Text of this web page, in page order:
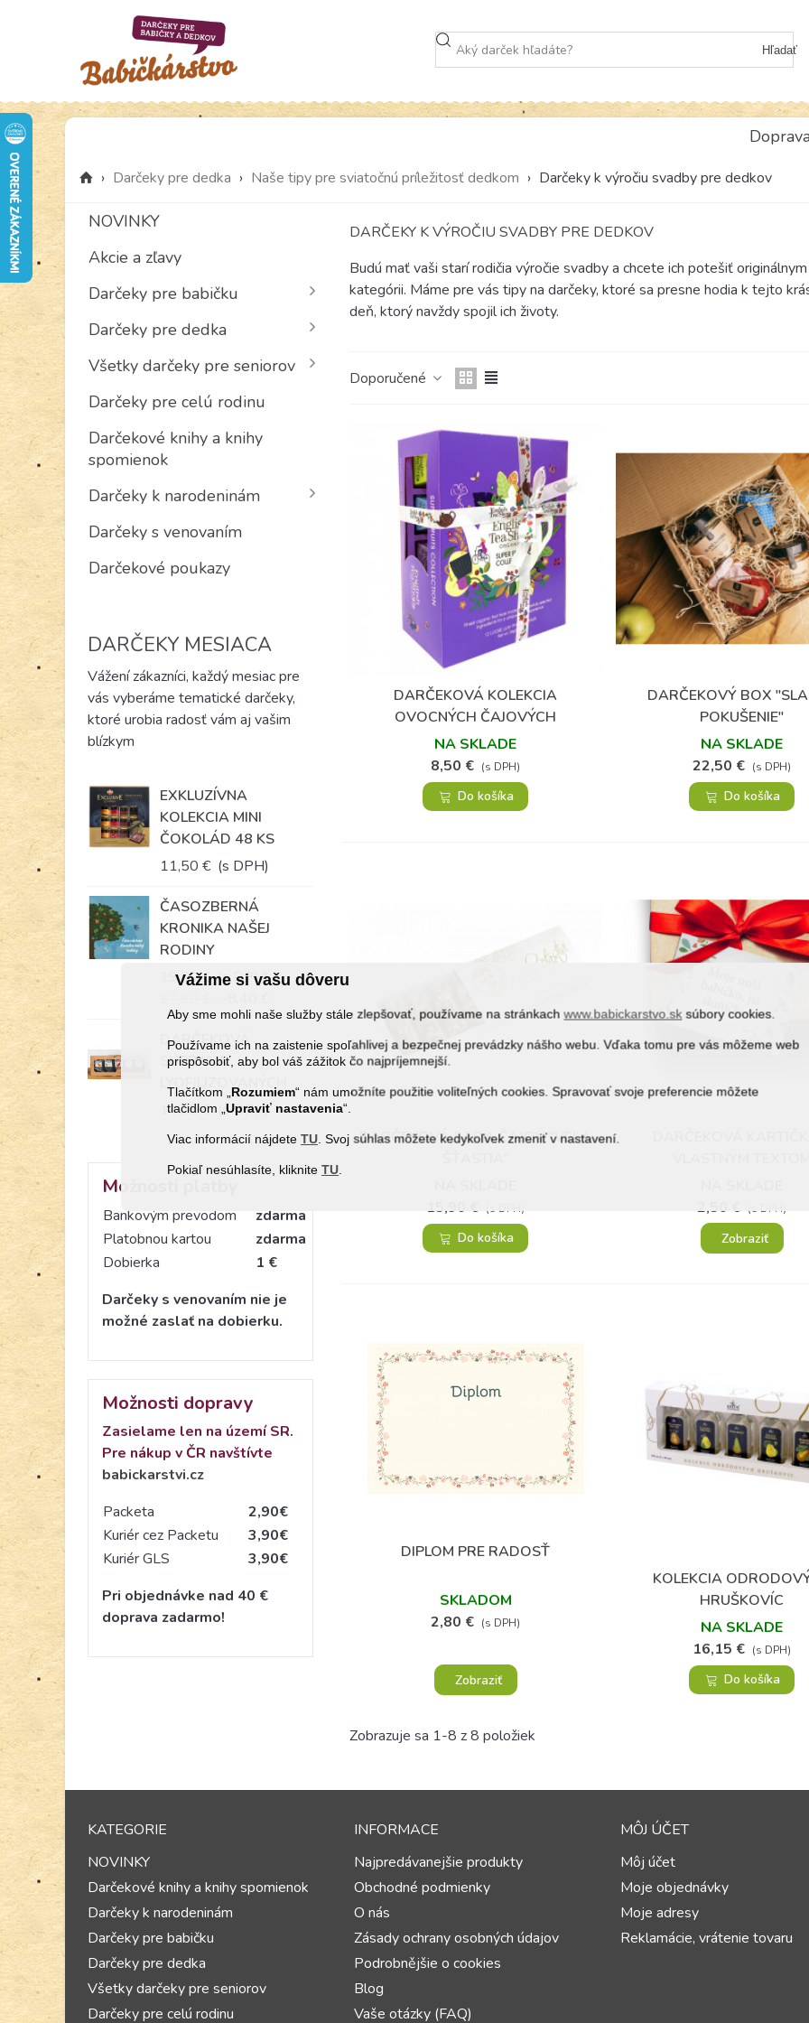
Vážime si vašu dôveru
Aby sme mohli naše služby stále zlepšovať, používame na stránkachwww.babickarstvo.sk súbory cookies.
Používame ich na zaistenie spoľahlivej a bezpečnej prevádzky nášho webu. Vďaka tomu pre vás môžeme web
prispôsobiť, aby bol váš zážitok čo najpríjemnejší.
Tlačítkom „ Rozumiem“ nám umožníte použitie voliteľných cookies. Spravovať svoje preferencie môžete
tlačidlom „Upraviť nastavenia“.
Viac informácií nájdete TU . Svoj súhlas môžete kedykoľvek zmeniť v nastavení.
Pokiaľ nesúhlasíte, klikniteTU
Hľadať
› Darčeky pre dedka › Naše tipy pre sviatočnú príležitosť dedkom › Darčeky k výročiu svadby pre dedkov
NOVINKY
Akcie a zľavy
Darčeky pre babičku
Darčeky pre dedka
Všetky darčeky pre seniorov
Darčeky pre celú rodinu
Darčekové knihy a knihy
spomienok
Darčeky k narodeninám
Darčeky s venovaním
Darčekové poukazy
DARČEKY MESIACA
Vážení zákazníci, každý mesiac pre
vás vyberáme tematické darčeky,
ktoré urobia radosť vám aj vašim
blízkym
EXKLUZÍVNA
KOLEKCIA MINI
ČOKOLÁD 48 KS
11,50 € (s DPH)
ČASOZBERNÁ
KRONIKA NAŠEJ
RODINY
19,50 € (s DPH)
DARČEKOVÁ
SÚPRAVA
LYOFILIZOVANÝCH
KORBÁČIKOV...
14,35 € (s DPH)
Možnosti platby
Bankovým prevodom
zdarma
Platobnou kartou
zdarma
Dobierka
1 €
Darčeky s venovaním nie je
možné zaslať na dobierku.
Možnosti dopravy
Zasielame len na území SR.
Pre nákup v ČR navštívte
babickarstvi.cz
Packeta
2,90€
Kuriér cez Packetu
3,90€
Kuriér GLS
3,90€
Pri objednávke nad 40 €
doprava zadarmo!
DARČEKY K VÝROČIU SVADBY PRE DEDKOV
Budú mať vaši starí rodičia výročie svadby a chcete ich potešiť
kategórii. Máme pre vás tipy na darčeky, ktoré sa presne hodia k tejto
deň, ktorý navždy spojil ich životy.
Doporučené
Obľúbené
DARČEKOVÁ KOLEKCIA
OVOCNÝCH ČAJOVÝCH
PYRAMÍDOK
NA SKLADE
8,50 € (s DPH)
Do košíka
Obľúbené
DARČEKOVÝ BOX
POKUŠENIE"
NA SKLADE
22,50 € (s DPH)
Do košíka
Obľúbené
DARČEKOVÁ SADA ČAJOV "VEĽA
15,90 €
(s DPH)
Do košíka
2,50 €
(s DPH)
Zobraziť
Obľúbené
DIPLOM PRE RADOSŤ
SKLADOM
2,80 € (s DPH)
Zobraziť
Obľúbené
KOLEKCIA
HRUŠKOVÍC
NA SKLADE
16,15 € (s DPH)
Do košíka
Zobrazuje sa 1-8 z 8 položiek
KATEGORIE
NOVINKY
Darčekové knihy a knihy spomienok
Darčeky k narodeninám
Darčeky pre babičku
Darčeky pre dedka
Všetky darčeky pre seniorov
Darčeky pre celú rodinu
INFORMACE
Najpredávanejšie produkty
Obchodné podmienky
O nás
Zásady ochrany osobných údajov
Podrobnějšie o cookies
Blog
Vaše otázky (FAQ)
MÔJ ÚČET
Môj účet
Moje objednávky
Moje adresy
Reklamácie, vrátenie tovaru